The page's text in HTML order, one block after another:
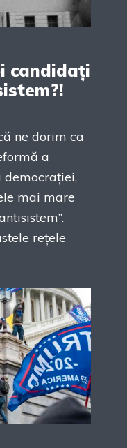
candidați
ne dorim ca
a
democrației,
mai mare
rețele